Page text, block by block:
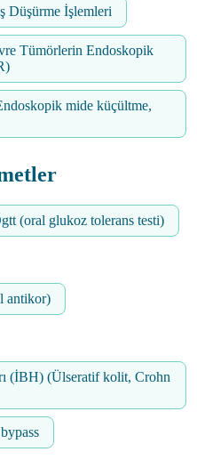
Düşürme İşlemleri
Tümörlerin Endoskopik
mide küçültme,
(oral glukoz tolerans testi)
antikor)
(İBH) (Ülseratif kolit, Crohn